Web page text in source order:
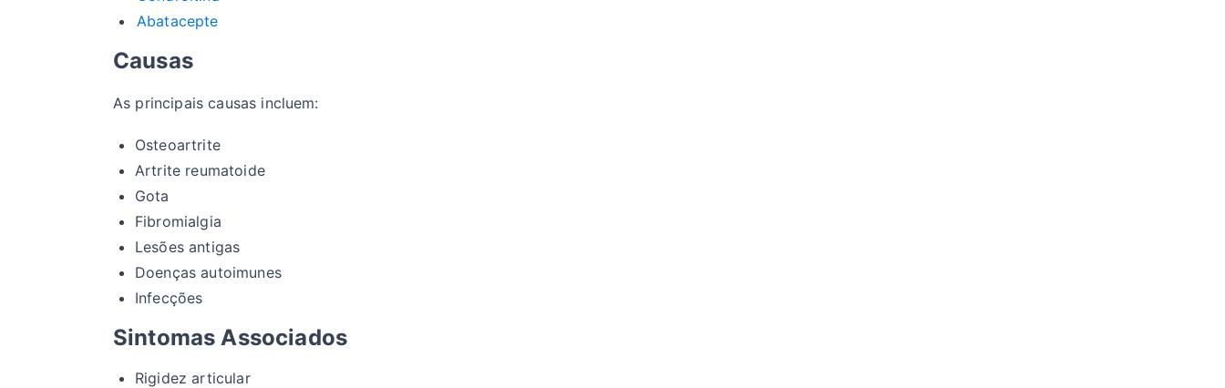
Abatacepte
Causas
As principais causas incluem:
Osteoartrite
Artrite reumatoide
Gota
Fibromialgia
Lesões antigas
Doenças autoimunes
Infecções
Sintomas Associados
Rigidez articular